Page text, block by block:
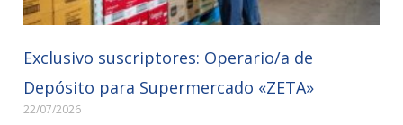
Exclusivo suscriptores: Operario/a de
Depósito para Supermercado «ZETA»
22/07/2026